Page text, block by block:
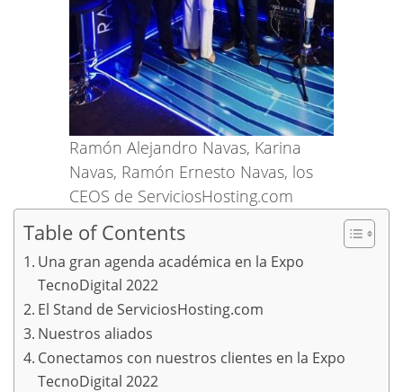
Ramón Alejandro Navas, Karina
Navas, Ramón Ernesto Navas, los
CEOS de ServiciosHosting.com
Table of Contents
Una gran agenda académica en la Expo
TecnoDigital 2022
El Stand de ServiciosHosting.com
Nuestros aliados
Conectamos con nuestros clientes en la Expo
TecnoDigital 2022